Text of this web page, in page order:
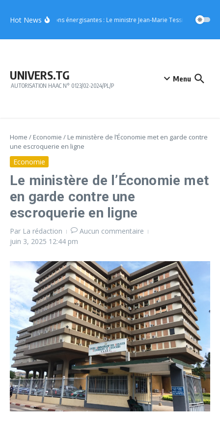
Hot NewsBoissons énergisantes : Le ministre Jean-Marie Tessi adresse un
UNIVERS.TG
AUTORISATION HAAC N° 0123/02-2024/PL/P
Menu
Home / Economie / Le ministère de l’Économie met en garde contre
une escroquerie en ligne
Economie
Le ministère de l’Économie met
en garde contre une
escroquerie en ligne
Par La rédaction
Aucun commentaire
juin 3, 2025 12:44 pm